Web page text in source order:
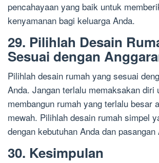
pencahayaan yang baik untuk
kenyamanan bagi keluarga Anda.
29. Pilihlah Desain
Sesuai dengan
Pilihlah desain rumah yang sesuai
Anda. Jangan terlalu memaksakan diri
membangun rumah yang terlalu besar
mewah. Pilihlah desain rumah simpel
dengan kebutuhan Anda dan pasangan
30. Kesimpulan